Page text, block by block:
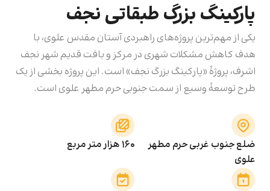
پارکینگ بزرگ طبقاتی نجف
یکی از مهم‌ترین پروژه‌های راهبردی آستان مقدس علوی، با
هدف کاهش مشکلات شهری در مرکز و بافت قدیم شهر نجف
اشرف، پروژۀ «پارکینگ بزرگ نجف» است. این پروژه بخشی از یک
طرح توسعۀ وسیع از سمت جنوبی حرم مطهر علوی است.
ضلع جنوب غربی حرم مطهر
علوی
۱۶۰ هزار متر مربع